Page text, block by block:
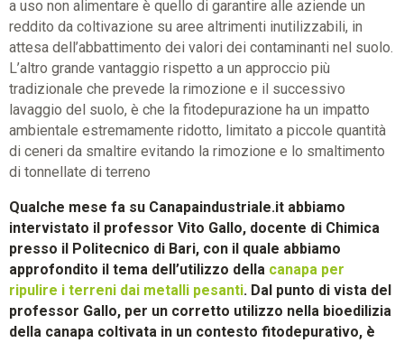
a uso non alimentare è quello di garantire alle aziende un
reddito da coltivazione su aree altrimenti inutilizzabili, in
attesa dell’abbattimento dei valori dei contaminanti nel suolo.
L’altro grande vantaggio rispetto a un approccio più
tradizionale che prevede la rimozione e il successivo
lavaggio del suolo, è che la fitodepurazione ha un impatto
ambientale estremamente ridotto, limitato a piccole quantità
di ceneri da smaltire evitando la rimozione e lo smaltimento
di tonnellate di terreno
Qualche mese fa su Canapaindustriale.it abbiamo
intervistato il professor Vito Gallo, docente di Chimica
presso il Politecnico di Bari, con il quale abbiamo
approfondito il tema dell’utilizzo della canapa per
ripulire i terreni dai metalli pesanti. Dal punto di vista del
professor Gallo, per un corretto utilizzo nella bioedilizia
della canapa coltivata in un contesto fitodepurativo, è